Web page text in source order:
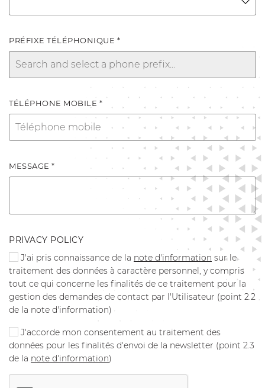
PRÉFIXE TÉLÉPHONIQUE *
TÉLÉPHONE MOBILE *
MESSAGE *
PRIVACY POLICY
J'ai pris connaissance de la note d'information sur le
traitement des données à caractère personnel, y compris
tout ce qui concerne les finalités de ce traitement pour la
gestion des demandes de contact par l'Utilisateur (point 2.2
de la note d'information)
J'accorde mon consentement au traitement des
données pour les finalités d'envoi de la newsletter (point 2.3
de la note d'information)